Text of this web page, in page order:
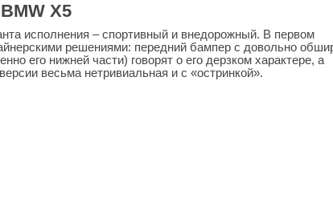
X5
исполнения – спортивный и внедорожный. В первом
решениями: передний бампер с довольно
его нижней части) говорят о его дерзком характере, а
весьма нетривиальная и с «остринкой».